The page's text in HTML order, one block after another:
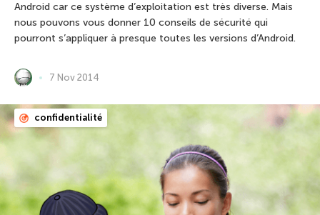
Android car ce système d’exploitation est très diverse. Mais
nous pouvons vous donner 10 conseils de sécurité qui
pourront s’appliquer à presque toutes les versions d’Android.
7 Nov 2014
confidentialité